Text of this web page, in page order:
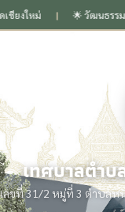
❙ 🌟 วัฒนธรรมงามล้ำเลิศ
เทศบาลตำ
เลขที่ 31/2 หมู่ที่ 3 ตำบลหน